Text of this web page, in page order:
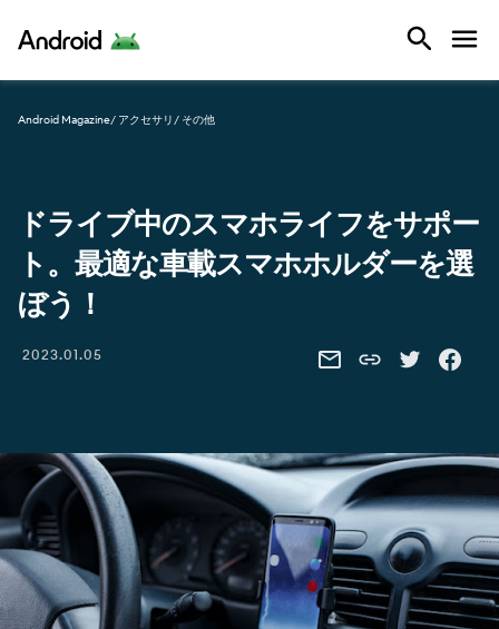
Android
Android Magazine/ アクセサリ/ その他
ドライブ中のスマホライフをサポー
ト。最適な車載スマホホルダーを選
ぼう！
2023.01.05 SHARE THIS VIA EMAIL
Share this link
SHARE THIS
SHARE